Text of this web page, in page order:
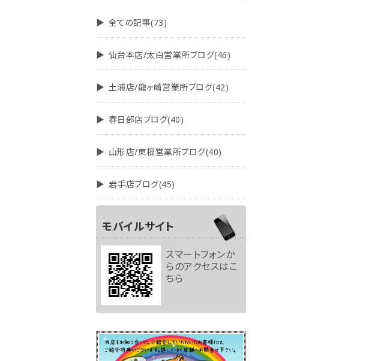
全ての記事(73)
仙台本店/太白営業所ブログ(46)
土浦店/龍ヶ崎営業所ブログ(42)
春日部店ブログ(40)
山形店/東根営業所ブログ(40)
岩手店ブログ(45)
モバイルサイト
スマートフォンか
らのアクセスはこ
ちら